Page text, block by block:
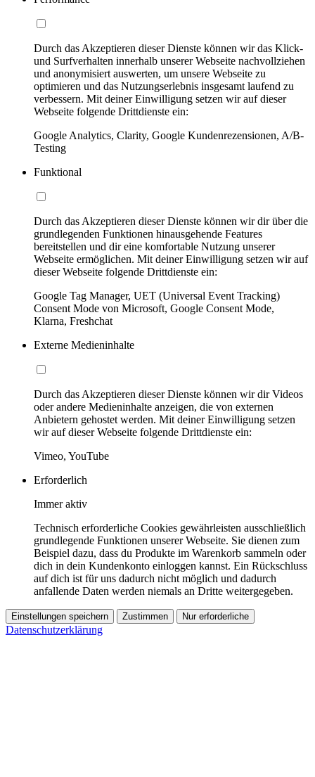
Durch das Akzeptieren dieser Dienste können wir das Klick-
und Surfverhalten innerhalb unserer Webseite nachvollziehen
und anonymisiert auswerten, um unsere Webseite zu
optimieren und das Nutzungserlebnis insgesamt laufend zu
verbessern. Mit deiner Einwilligung setzen wir auf dieser
Webseite folgende Drittdienste ein:
Google Analytics, Clarity, Google Kundenrezensionen, A/B-
Testing
Funktional
Durch das Akzeptieren dieser Dienste können wir dir über die
grundlegenden Funktionen hinausgehende Features
bereitstellen und dir eine komfortable Nutzung unserer
Webseite ermöglichen. Mit deiner Einwilligung setzen wir auf
dieser Webseite folgende Drittdienste ein:
Google Tag Manager, UET (Universal Event Tracking)
Consent Mode von Microsoft, Google Consent Mode,
Klarna, Freshchat
Externe Medieninhalte
Durch das Akzeptieren dieser Dienste können wir dir Videos
oder andere Medieninhalte anzeigen, die von externen
Anbietern gehostet werden. Mit deiner Einwilligung setzen
wir auf dieser Webseite folgende Drittdienste ein:
Vimeo, YouTube
Erforderlich
Immer aktiv
Technisch erforderliche Cookies gewährleisten ausschließlich
grundlegende Funktionen unserer Webseite. Sie dienen zum
Beispiel dazu, dass du Produkte im Warenkorb sammeln oder
dich in dein Kundenkonto einloggen kannst. Ein Rückschluss
auf dich ist für uns dadurch nicht möglich und dadurch
anfallende Daten werden niemals an Dritte weitergegeben.
Einstellungen speichern Zustimmen Nur erforderliche
Datenschutzerklärung